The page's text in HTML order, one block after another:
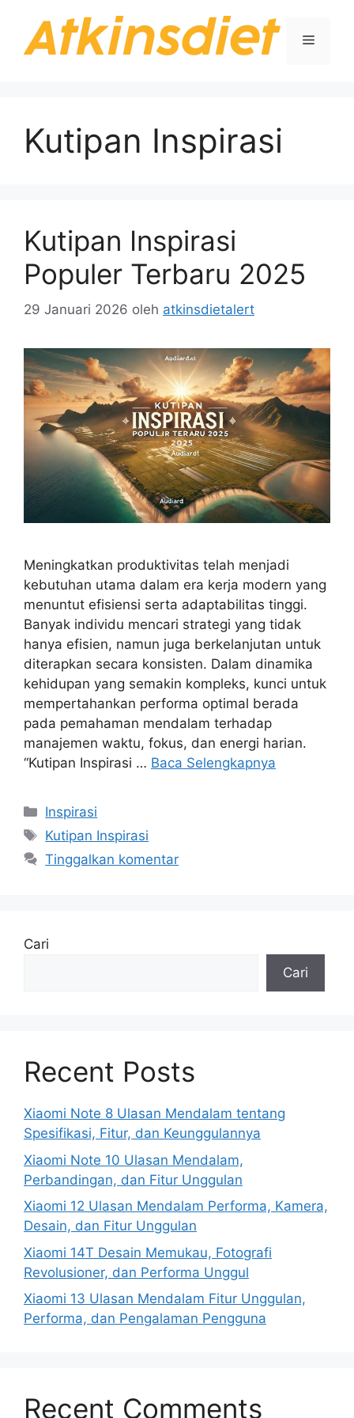
Menu
Kutipan Inspirasi
Kutipan Inspirasi
Populer Terbaru 2025
29 Januari 2026 oleh atkinsdietalert
Meningkatkan produktivitas telah menjadi
kebutuhan utama dalam era kerja modern yang
menuntut efisiensi serta adaptabilitas tinggi.
Banyak individu mencari strategi yang tidak
hanya efisien, namun juga berkelanjutan untuk
diterapkan secara konsisten. Dalam dinamika
kehidupan yang semakin kompleks, kunci untuk
mempertahankan performa optimal berada
pada pemahaman mendalam terhadap
manajemen waktu, fokus, dan energi harian.
“Kutipan Inspirasi … Baca Selengkapnya
Kategori
Inspirasi
Tag
Kutipan Inspirasi
Tinggalkan komentar
Cari
Cari
Recent Posts
Xiaomi Note 8 Ulasan Mendalam tentang
Spesifikasi, Fitur, dan Keunggulannya
Xiaomi Note 10 Ulasan Mendalam,
Perbandingan, dan Fitur Unggulan
Xiaomi 12 Ulasan Mendalam Performa, Kamera,
Desain, dan Fitur Unggulan
Xiaomi 14T Desain Memukau, Fotografi
Revolusioner, dan Performa Unggul
Xiaomi 13 Ulasan Mendalam Fitur Unggulan,
Performa, dan Pengalaman Pengguna
Recent Comments